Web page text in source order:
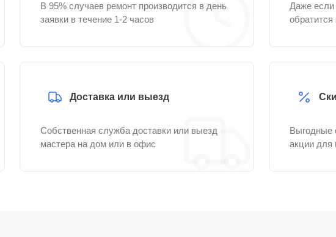
В 95% случаев ремонт производится в день
заявки в течение 1-2 часов
Даже
обратится
Доставка или выезд
Собственная служба доставки или выезд
мастера на дом или в офис
Выгодные
акции для